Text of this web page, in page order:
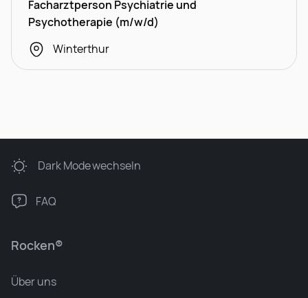
Facharztperson Psychiatrie und
Psychotherapie (m/w/d)
Winterthur
Rocken®
Über uns
Dark Modewechseln
FAQ